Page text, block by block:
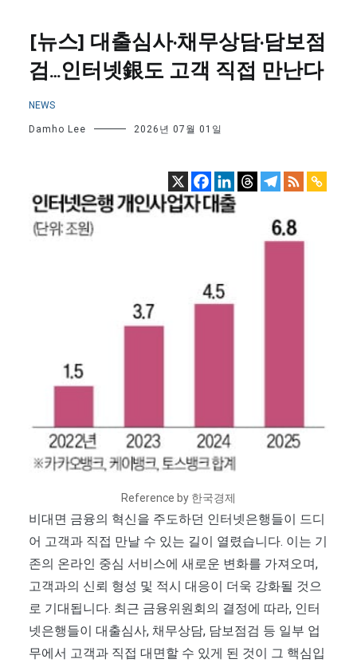
[뉴스] 대출심사·채무상담·담보점
검…인터넷銀도 고객 직접 만난다
NEWS
Damho Lee 2026년 07월 01일
Reference by 한국경제
비대면 금융의 혁신을 주도하던 인터넷은행들이 드디
어 고객과 직접 만날 수 있는 길이 열렸습니다. 이는 기
존의 온라인 중심 서비스에 새로운 변화를 가져오며,
고객과의 신뢰 형성 및 적시 대응이 더욱 강화될 것으
로 기대됩니다. 최근 금융위원회의 결정에 따라, 인터
넷은행들이 대출심사, 채무상담, 담보점검 등 일부 업
무에서 고객과 직접 대면할 수 있게 된 것이 그 핵심입